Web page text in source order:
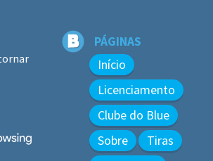
PÁGINAS
Início
Licenciamento
Clube do Blue
Sobre
Tiras